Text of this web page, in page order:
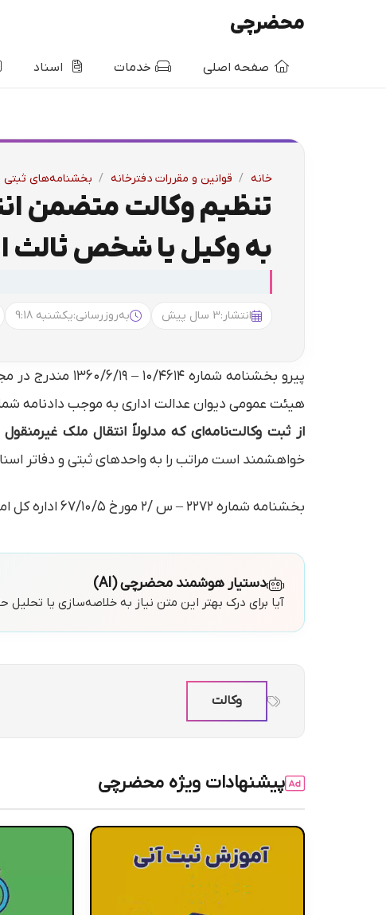
محضرچی
صفحه اصلی خدمات اسناد
خانه / قوانین و مقررات دفترخانه / بخشنامه‌های ثبتی
تنظیم وکالت متضمن
به وکیل یا شخص ثالث
انتشار:3 سال پیش به‌روزرسانی:یکشنبه 9:18
هیئت عمومی دیوان عدالت اداری به موجب دادنامه شماره ۷۵ و ۷۴ – ۶۷/۹/۱۵ حکم به ابطال بند ۷۷ مجموعه بخشنامه های
از ثبت وکالت‌نامه‌ای که مدلولاً انتقال ملک
خواهشمند است مراتب را به واحدهای ثبتی و دفاتر
بخشنامه شماره ۲۲۷۲ – س /۲ مورخ ۶۷/۱۰/۵ اداره کل امور اسناد و سردفتران سازمان ثبت | کد 464 مجموعه بخشنامه‌های ثبتی
دستیار هوشمند محضرچی (AI)
آیا برای درک بهتر این متن نیاز به خلاصه‌سازی یا تحلیل
وکالت
پیشنهادات ویژه محضرچی